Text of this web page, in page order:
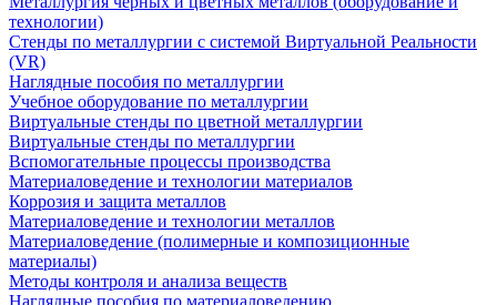
технологии)
Cтенды по металлургии с системой Виртуальной Реальности
(VR)
Наглядные пособия по металлургии
Учебное оборудование по металлургии
Виртуальные стенды по цветной металлургии
Виртуальные стенды по металлургии
Вспомогательные процессы производства
Материаловедение и технологии материалов
Коррозия и защита металлов
Материаловедение и технологии металлов
Материаловедение (полимерные и композиционные
материалы)
Методы контроля и анализа веществ
Наглядные пособия по материаловедению